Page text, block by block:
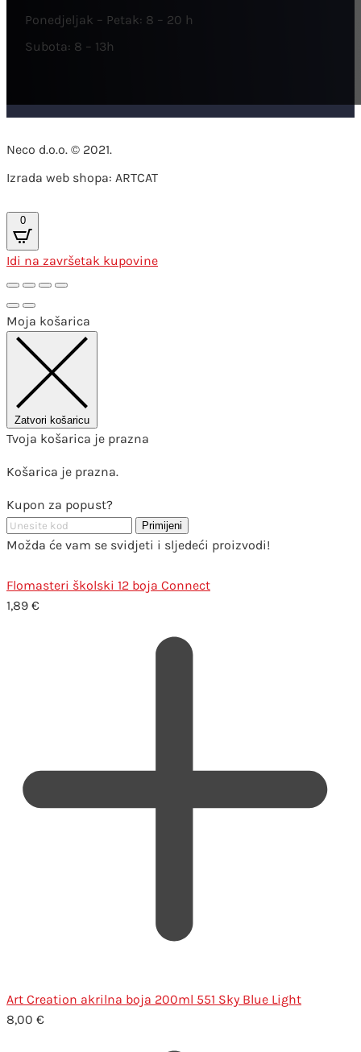
Ponedjeljak – Petak: 8 – 20 h
Subota: 8 – 13h
Neco d.o.o. © 2021.
Izrada web shopa: ARTCAT
0
Idi na završetak kupovine
Moja košarica
Zatvori košaricu
Tvoja košarica je prazna
Košarica je prazna.
Kupon za popust?
Primijeni
Možda će vam se svidjeti i sljedeći proizvodi!
Flomasteri školski 12 boja Connect
1,89 €
Art Creation akrilna boja 200ml 551 Sky Blue Light
8,00 €